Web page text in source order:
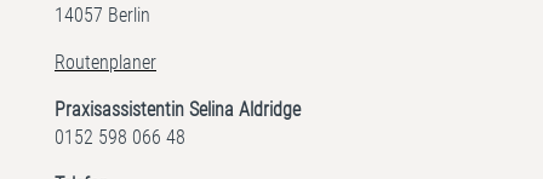
14057 Berlin
Routenplaner
Praxisassistentin Selina Aldridge
0152 598 066 48